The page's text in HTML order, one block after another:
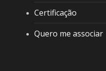
Certificação
Quero me associar